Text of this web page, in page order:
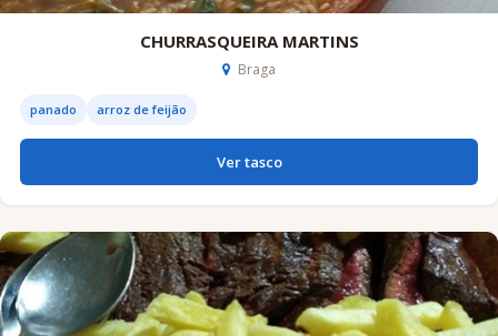
CHURRASQUEIRA MARTINS
Braga
panado arroz de feijão
Ver tasco